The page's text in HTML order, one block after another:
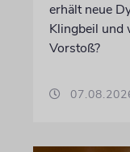
erhält neue
Klingbeil und
Vorstoß?